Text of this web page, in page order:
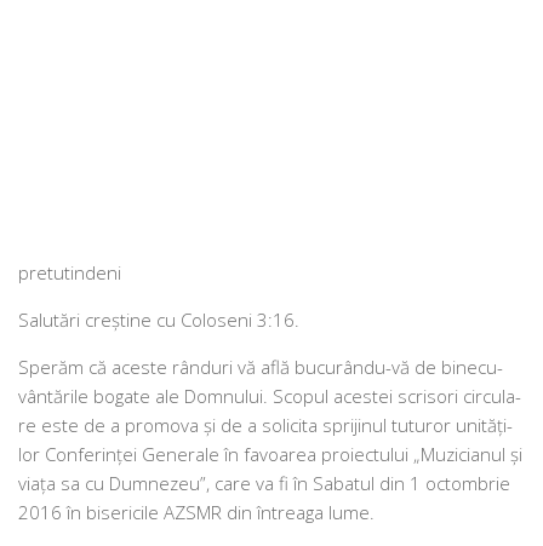
pretutindeni
Salutări cre­ş­ti­ne cu Coloseni 3:16.
Sperăm că aces­te rân­duri vă află bucu­rân­du-vă de bine­cu­
vân­tă­ri­le boga­te ale Domnului. Scopul aces­tei scri­sori cir­cu­la­
re este de a pro­mo­va şi de a soli­ci­ta spri­ji­nul tutu­ror uni­tă­ţi­
lor Conferinţei Generale în favoa­rea pro­iec­tu­lui „Muzicianul şi
via­ţa sa cu Dumnezeu”, care va fi în Sabatul din 1 octom­brie
2016 în bise­ri­ci­le AZSMR din întrea­ga lume.